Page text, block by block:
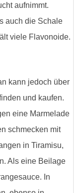
aufnimmt.
auch die Schale
viele Flavonoide.
kann jedoch über
und kaufen.
eine Marmelade
schmecken mit
in Tiramisu,
Als eine Beilage
In